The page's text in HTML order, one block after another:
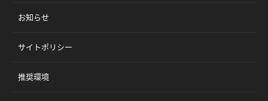
お知らせ
サイトポリシー
推奨環境